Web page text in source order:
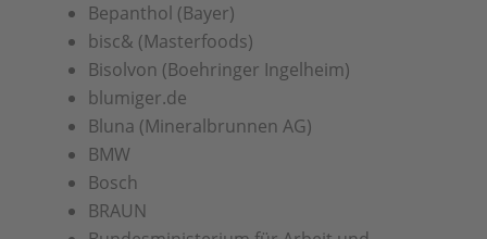
Bepanthol (Bayer)
bisc& (Masterfoods)
Bisolvon (Boehringer Ingelheim)
blumiger.de
Bluna (Mineralbrunnen AG)
BMW
Bosch
BRAUN